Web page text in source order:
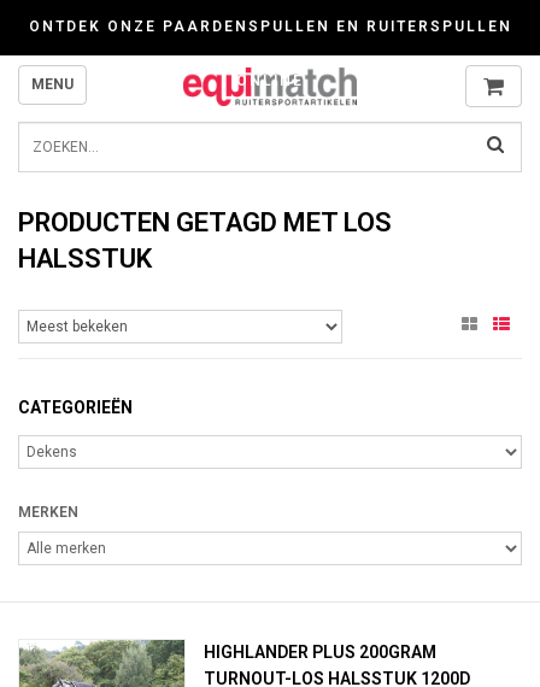
ONTDEK ONZE PAARDENSPULLEN EN RUITERSPULLEN
ONLINE
MENU
PRODUCTEN GETAGD MET LOS
HALSSTUK
CATEGORIEËN
MERKEN
HIGHLANDER PLUS 200GRAM
TURNOUT-LOS HALSSTUK 1200D
Wij werken zorgvuldig met cookies. Kijk gerust voor meer informatie op onze